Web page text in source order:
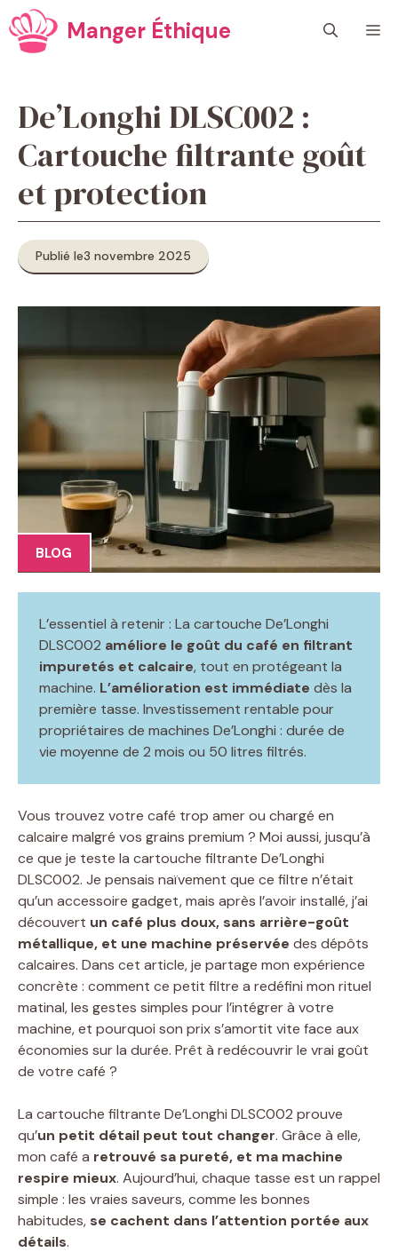
Aller
au
contenu
Manger Éthique
De’Longhi DLSC002 :
Cartouche filtrante goût
et protection
Publié le3 novembre 2025
BLOG
L’essentiel à retenir : La cartouche De’Longhi
DLSC002 améliore le goût du café en filtrant
impuretés et calcaire, tout en protégeant la
machine. L’amélioration est immédiate dès la
première tasse. Investissement rentable pour
propriétaires de machines De’Longhi : durée de
vie moyenne de 2 mois ou 50 litres filtrés.
Vous trouvez votre café trop amer ou chargé en
calcaire malgré vos grains premium ? Moi aussi, jusqu’à
ce que je teste la cartouche filtrante De’Longhi
DLSC002. Je pensais naïvement que ce filtre n’était
qu’un accessoire gadget, mais après l’avoir installé, j’ai
découvert un café plus doux, sans arrière-goût
métallique, et une machine préservée des dépôts
calcaires. Dans cet article, je partage mon expérience
concrète : comment ce petit filtre a redéfini mon rituel
matinal, les gestes simples pour l’intégrer à votre
machine, et pourquoi son prix s’amortit vite face aux
économies sur la durée. Prêt à redécouvrir le vrai goût
de votre café ?
La cartouche filtrante De’Longhi DLSC002 prouve
qu’un petit détail peut tout changer. Grâce à elle,
mon café a retrouvé sa pureté, et ma machine
respire mieux. Aujourd’hui, chaque tasse est un rappel
simple : les vraies saveurs, comme les bonnes
habitudes, se cachent dans l’attention portée aux
détails.